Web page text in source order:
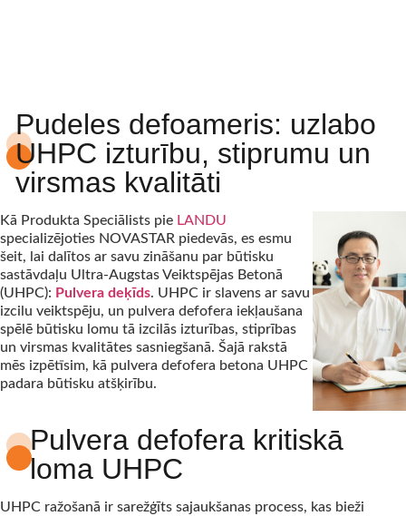
Pudeles defoameris: uzlabo
UHPC izturību, stiprumu un
virsmas kvalitāti
Kā Produkta Speciālists pie LANDU
specializējoties NOVASTAR piedevās, es esmu
šeit, lai dalītos ar savu zināšanu par būtisku
sastāvdaļu Ultra-Augstas Veiktspējas Betonā
(UHPC): Pulvera deķīds. UHPC ir slavens ar savu
izcilu veiktspēju, un pulvera defofera iekļaušana
spēlē būtisku lomu tā izcilās izturības, stiprības
un virsmas kvalitātes sasniegšanā. Šajā rakstā
mēs izpētīsim, kā pulvera defofera betona UHPC
padara būtisku atšķirību.
Pulvera defofera kritiskā
loma UHPC
UHPC ražošanā ir sarežģīts sajaukšanas process, kas bieži